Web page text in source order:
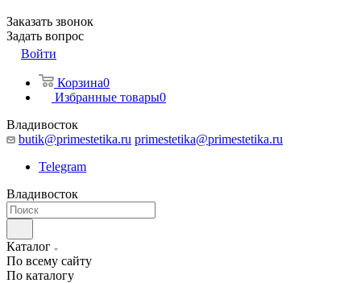
Заказать звонок
Задать вопрос
Войти
Корзина0
Избранные товары0
Владивосток
butik@primestetika.ru primestetika@primestetika.ru
Telegram
Владивосток
Каталог
По всему сайту
По каталогу